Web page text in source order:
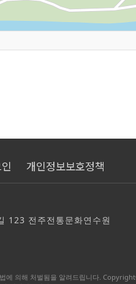
개인정보보호정책
전주전통문화연수원
에 의해 처벌됨을 알려드립니다.